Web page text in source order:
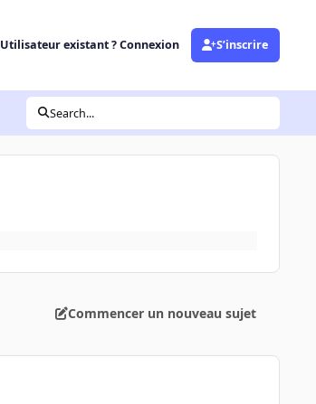
Utilisateur existant ? Connexion S’inscrire
Search...
Commencer un nouveau sujet